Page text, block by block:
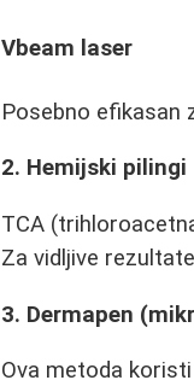
Vbeam laser
Posebno efikasan
2. Hemijski pilingi
TCA
Za vidljive
3. Dermapen
Ova metoda